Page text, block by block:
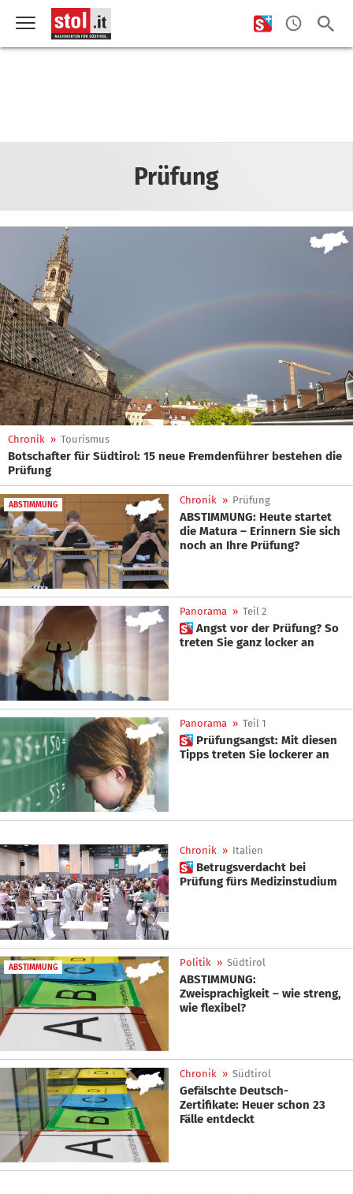
Prüfung
Chronik » Tourismus
Botschafter für Südtirol: 15 neue Fremdenführer bestehen die
Prüfung
ABSTIMMUNG Chronik » Prüfung
ABSTIMMUNG: Heute startet
die Matura – Erinnern Sie sich
noch an Ihre Prüfung?
Panorama » Teil 2
 Angst vor der Prüfung? So
treten Sie ganz locker an
Panorama » Teil 1
 Prüfungsangst: Mit diesen
Tipps treten Sie lockerer an
Chronik » Italien
 Betrugsverdacht bei
Prüfung fürs Medizinstudium
ABSTIMMUNG Politik » Südtirol
ABSTIMMUNG:
Zweisprachigkeit – wie streng,
wie flexibel?
Chronik » Südtirol
Gefälschte Deutsch-
Zertifikate: Heuer schon 23
Fälle entdeckt